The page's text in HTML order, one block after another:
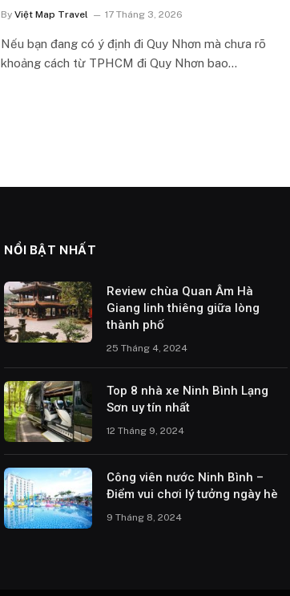
By Việt Map Travel 17 Tháng 3, 2026
Nếu bạn đang có ý định đi Quy Nhơn mà chưa rõ
khoảng cách từ TPHCM đi Quy Nhơn bao…
NỔI BẬT NHẤT
Review chùa Quan Âm Hà
Giang linh thiêng giữa lòng
thành phố
25 Tháng 4, 2024
Top 8 nhà xe Ninh Bình Lạng
Sơn uy tín nhất
12 Tháng 9, 2024
Công viên nước Ninh Bình –
Điểm vui chơi lý tưởng ngày hè
9 Tháng 8, 2024